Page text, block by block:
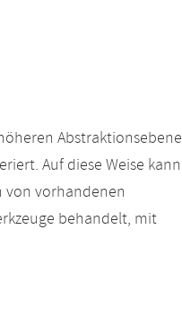
Abstraktionsebene
Auf diese Weise kann
von vorhandenen
behandelt, mit